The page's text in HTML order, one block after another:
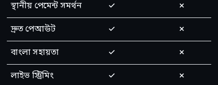
স্থানীয় পেমেন্ট সমর্থন ✓ ✗
দ্রুত পেআউট ✓ ✗
বাংলা সহায়তা ✓ ✗
লাইভ স্ট্রিমিং ✓ ✗